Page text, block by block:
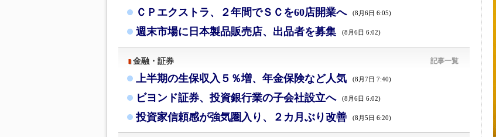
ＣＰエクストラ、２年間でＳＣを60店開業へ (8月6日 6:05)
週末市場に日本製品販売店、出品者を募集 (8月6日 6:02)
金融・証券 記事一覧
上半期の生保収入５％増、年金保険など人気 (8月7日 7:40)
ビヨンド証券、投資銀行業の子会社設立へ (8月6日 6:02)
投資家信頼感が強気圏入り、２カ月ぶり改善 (8月5日 6:20)